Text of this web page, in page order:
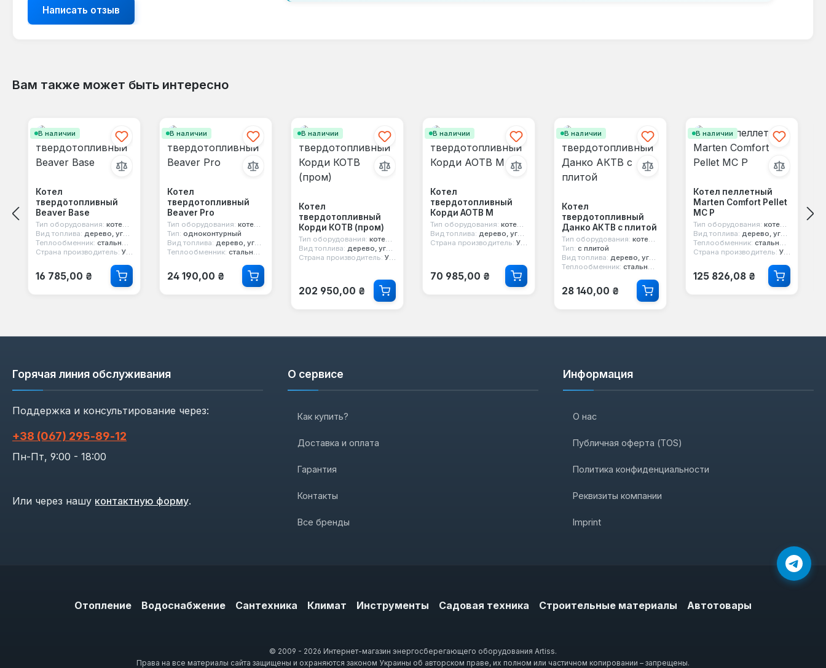
Написать отзыв
Вам также может быть интересно
В наличии
Котел
твердотопливный
Beaver Base
Тип оборудования: котел твердотопливный
Вид топлива: дерево, уголь, кокс
Теплообменник: стальной 3 мм
Страна производитель: Украина
Обычная цена:
16 785,00 ₴
В наличии
Котел
твердотопливный
Beaver Pro
Тип оборудования: котел твердотопливный
Тип: одноконтурный
Вид топлива: дерево, уголь
Теплообменник: стальной 4 мм
Обычная цена:
24 190,00 ₴
В наличии
Котел
твердотопливный
Корди КОТВ (пром)
Тип оборудования: котел твердотопливный
Вид топлива: дерево, уголь, кокс
Страна производитель: Украина
Обычная цена:
202 950,00 ₴
В наличии
Котел
твердотопливный
Корди АОТВ М
Тип оборудования: котел твердотопливный
Вид топлива: дерево, уголь, кокс
Страна производитель: Украина
Обычная цена:
70 985,00 ₴
В наличии
Котел
твердотопливный
Данко АКТВ с плитой
Тип оборудования: котел твердотопливный
Тип: с плитой
Вид топлива: дерево, уголь, кокс
Теплообменник: стальной 4 мм
Обычная цена:
28 140,00 ₴
В наличии
Котел пеллетный
Marten Comfort Pellet
MC P
Тип оборудования: котел пеллетный
Вид топлива: дерево, уголь, пеллеты
Теплообменник: стальной 5 мм
Страна производитель: Украина
Обычная цена:
125 826,08 ₴
Горячая линия обслуживания
Поддержка и консультирование через:
+38 (067) 295‑89‑12
Пн-Пт, 9:00 - 18:00
Или через нашу контактную форму.
О сервисе
Как купить?
Доставка и оплата
Гарантия
Контакты
Все бренды
Информация
О нас
Публичная оферта (TOS)
Политика конфиденциальности
Реквизиты компании
Imprint
Отопление Водоснабжение Сантехника Климат Инструменты Садовая техника Строительные материалы Автотовары
© 2009 - 2026 Интернет-магазин энергосберегающего оборудования Artiss.
Права на все материалы сайта защищены и охраняются законом Украины об авторском праве, их полном или частичном копировании – запрещены.